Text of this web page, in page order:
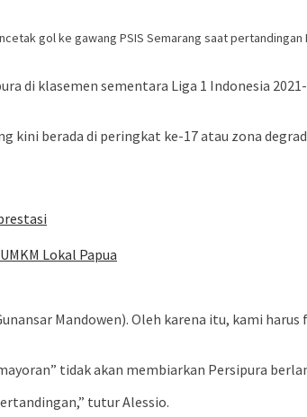
gol ke gawang PSIS Semarang saat pertandingan
di klasemen sementara Liga 1 Indonesia
kini berada di peringkat ke-17 atau zona
Lokal Papua
Mandowen). Oleh karena itu, kami
tidak akan membiarkan Persipura
tutur Alessio.